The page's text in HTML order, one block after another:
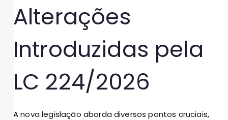
Alterações
Introduzidas pela
LC 224/2026
A nova legislação aborda diversos pontos cruciais,